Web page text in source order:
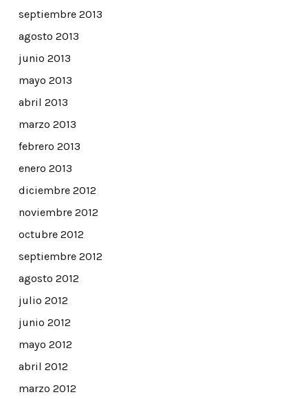
septiembre 2013
agosto 2013
junio 2013
mayo 2013
abril 2013
marzo 2013
febrero 2013
enero 2013
diciembre 2012
noviembre 2012
octubre 2012
septiembre 2012
agosto 2012
julio 2012
junio 2012
mayo 2012
abril 2012
marzo 2012